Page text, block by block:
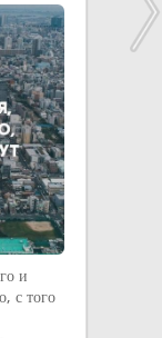
и
с того